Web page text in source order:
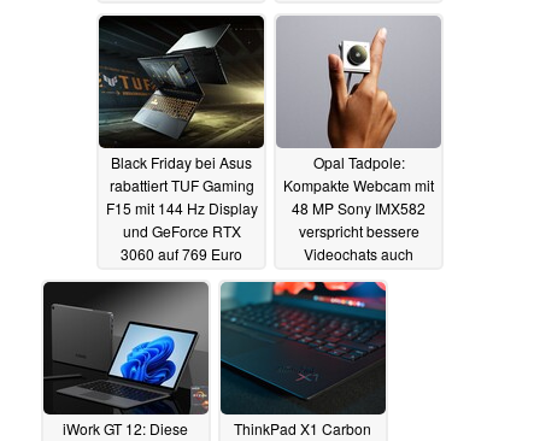
15.11.2023 15.11.2023
Black Friday bei Asus
rabattiert TUF Gaming
F15 mit 144 Hz Display
und GeForce RTX
3060 auf 769 Euro
15.11.2023
Opal Tadpole:
Kompakte Webcam mit
48 MP Sony IMX582
verspricht bessere
Videochats auch
14.11.2023
iWork GT 12: Diese
ThinkPad X1 Carbon